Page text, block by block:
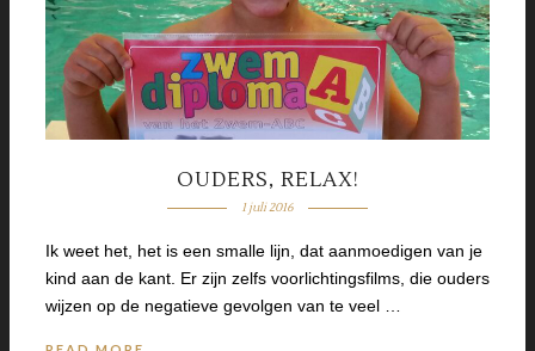
OUDERS, RELAX!
1 juli 2016
Ik weet het, het is een smalle lijn, dat aanmoedigen van je
kind aan de kant. Er zijn zelfs voorlichtingsfilms, die ouders
wijzen op de negatieve gevolgen van te veel …